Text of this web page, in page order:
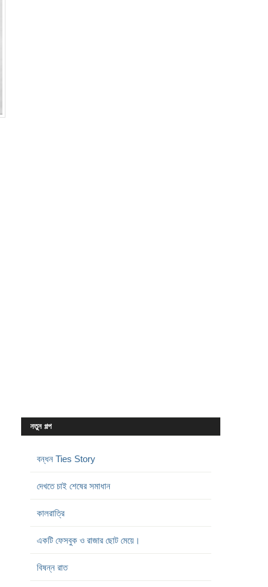
নতুন গল্প
বন্ধন Ties Story
দেখতে চাই শেষের সমাধান
কালরাত্রি
একটি ফেসবুক ও রাজার ছোট মেয়ে।
বিষন্ন রাত